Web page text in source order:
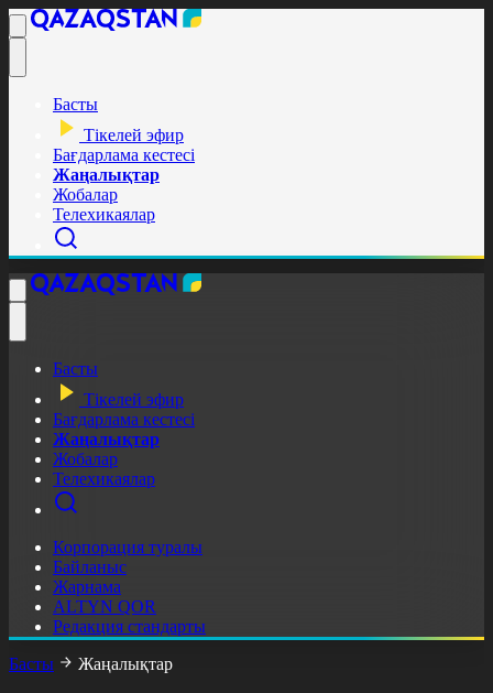
Басты
Тікелей эфир
Бағдарлама кестесі
Жаңалықтар
Жобалар
Телехикаялар
Басты
Тікелей эфир
Бағдарлама кестесі
Жаңалықтар
Жобалар
Телехикаялар
Корпорация туралы
Байланыс
Жарнама
ALTYN QOR
Редакция стандарты
Басты
Жаңалықтар